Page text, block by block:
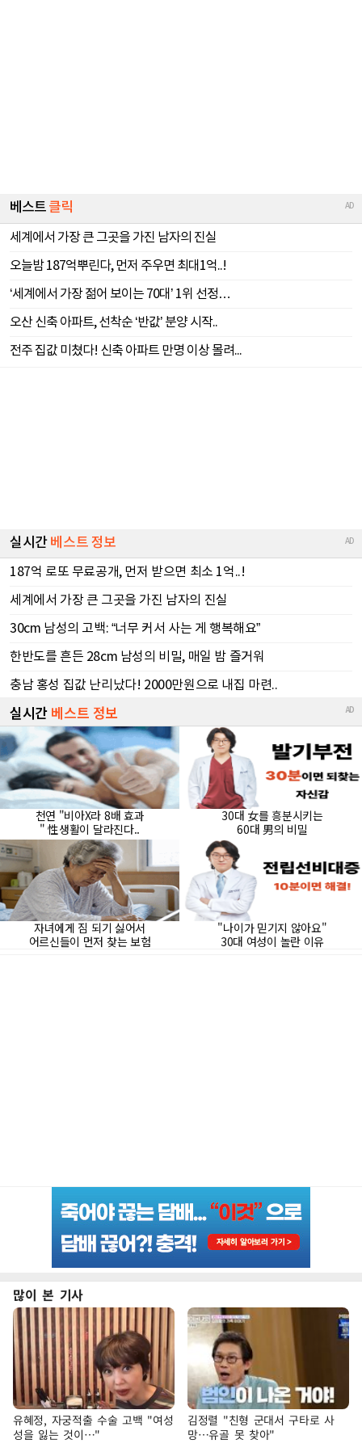
많이 본 기사
유혜정, 자궁적출 수술 고백 "여성
성을 잃는 것이…"
김정렬 "친형 군대서 구타로 사
망…유골 못 찾아"